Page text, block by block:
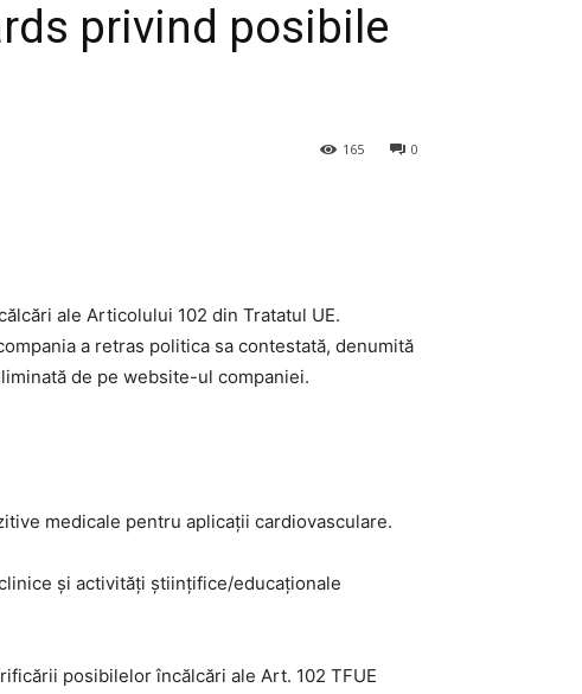
privind posibile
0
165
ale Articolului 102 din Tratatul UE.
a retras politica sa contestată, denumită
de pe website-ul companiei.
medicale pentru aplicații cardiovasculare.
și activități științifice/educaționale
posibilelor încălcări ale Art. 102 TFUE